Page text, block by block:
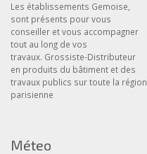
Les établissements Gemoise,
sont présents pour vous
conseiller et vous accompagner
tout au long de vos
travaux. Grossiste-Distributeur
en produits du bâtiment et des
travaux publics sur toute la région
parisienne
Méteo